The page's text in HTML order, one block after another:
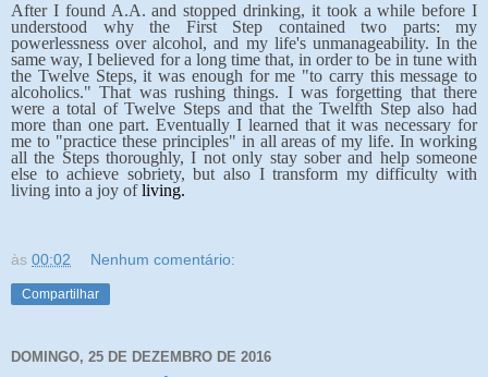
After I found A.A. and stopped drinking, it took a while before I
understood why the First Step contained two parts: my
powerlessness over alcohol, and my life's unmanageability. In the
same way, I believed for a long time that, in order to be in tune with
the Twelve Steps, it was enough for me "to carry this message to
alcoholics." That was rushing things. I was forgetting that there
were a total of Twelve Steps and that the Twelfth Step also had
more than one part. Eventually I learned that it was necessary for
me to "practice these principles" in all areas of my life. In working
all the Steps thoroughly, I not only stay sober and help someone
else to achieve sobriety, but also I transform my difficulty with
living into a joy ofliving.
às 00:02 Nenhum comentário:
Compartilhar
DOMINGO, 25 DE DEZEMBRO DE 2016